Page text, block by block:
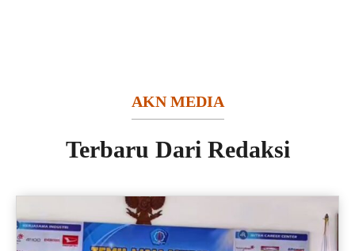
AKN MEDIA
Terbaru Dari Redaksi